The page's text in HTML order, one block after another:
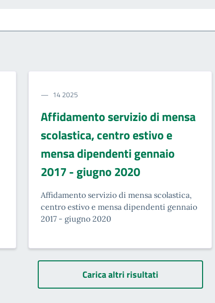
14 2025
Affidamento servizio di mensa
scolastica, centro estivo e
mensa dipendenti gennaio
2017 - giugno 2020
Affidamento servizio di mensa scolastica,
centro estivo e mensa dipendenti gennaio
2017 - giugno 2020
PaginazioneCarica altri risultati